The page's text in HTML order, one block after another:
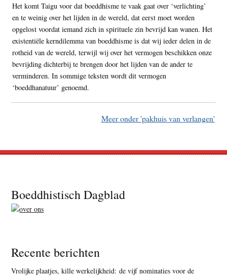
Het komt Taigu voor dat boeddhisme te vaak gaat over ‘verlichting’
en te weinig over het lijden in de wereld, dat eerst moet worden
opgelost voordat iemand zich in spirituele zin bevrijd kan wanen. Het
existentiële kerndilemma van boeddhisme is dat wij ieder delen in de
rotheid van de wereld, terwijl wij over het vermogen beschikken onze
bevrijding dichterbij te brengen door het lijden van de ander te
verminderen. In sommige teksten wordt dit vermogen
‘boeddhanatuur’ genoemd.
Meer onder 'pakhuis van verlangen'
Footer
Boeddhistisch Dagblad
Recente berichten
Vrolijke plaatjes, kille werkelijkheid: de vijf nominaties voor de